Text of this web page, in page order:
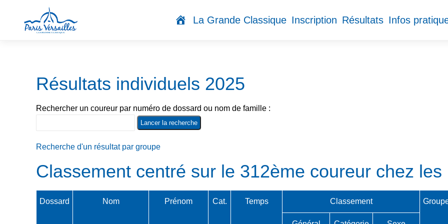
Accueil
La Grande Classique Inscription Résultats Infos
Résultats individuels 2025
Rechercher un coureur par numéro de dossard ou nom de famille :
Recherche d'un résultat par groupe
Classement centré sur le 312ème coureur chez les
Dossard Nom Prénom Cat. Temps Classement